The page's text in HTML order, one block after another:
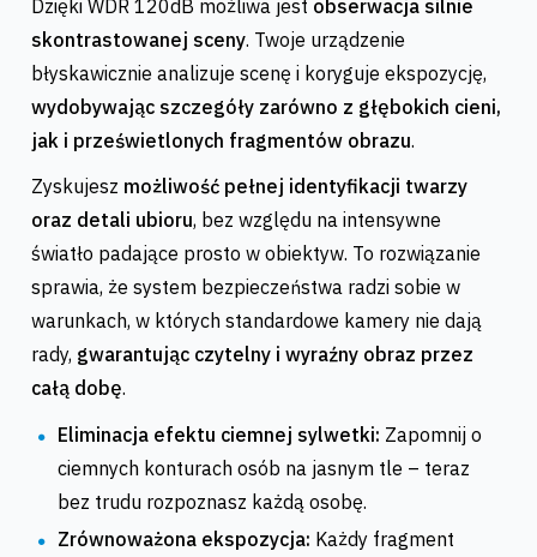
Dzięki WDR 120dB możliwa jest obserwacja silnie
skontrastowanej sceny. Twoje urządzenie
błyskawicznie analizuje scenę i koryguje ekspozycję,
wydobywając szczegóły zarówno z głębokich cieni,
jak i prześwietlonych fragmentów obrazu.
Zyskujesz możliwość pełnej identyfikacji twarzy
oraz detali ubioru, bez względu na intensywne
światło padające prosto w obiektyw. To rozwiązanie
sprawia, że system bezpieczeństwa radzi sobie w
warunkach, w których standardowe kamery nie dają
rady, gwarantując czytelny i wyraźny obraz przez
całą dobę.
Eliminacja efektu ciemnej sylwetki: Zapomnij o
ciemnych konturach osób na jasnym tle – teraz
bez trudu rozpoznasz każdą osobę.
Zrównoważona ekspozycja: Każdy fragment